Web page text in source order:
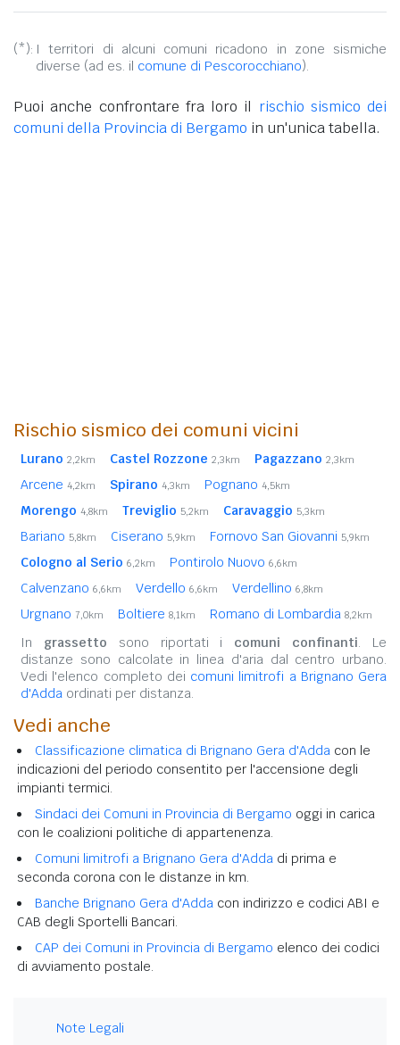
(*): I territori di alcuni comuni ricadono in zone sismiche
diverse (ad es. il comune di Pescorocchiano).
Puoi anche confrontare fra loro il rischio sismico dei
comuni della Provincia di Bergamo in un'unica tabella.
Rischio sismico dei comuni vicini
Lurano 2,2km Castel Rozzone 2,3km Pagazzano 2,3km
Arcene 4,2km Spirano 4,3km Pognano 4,5km
Morengo 4,8km Treviglio 5,2km Caravaggio 5,3km
Bariano 5,8km Ciserano 5,9km Fornovo San Giovanni 5,9km
Cologno al Serio 6,2km Pontirolo Nuovo 6,6km
Calvenzano 6,6km Verdello 6,6km Verdellino 6,8km
Urgnano 7,0km Boltiere 8,1km Romano di Lombardia 8,2km
In grassetto sono riportati i comuni confinanti. Le
distanze sono calcolate in linea d'aria dal centro urbano.
Vedi l'elenco completo dei comuni limitrofi a Brignano Gera
d'Adda ordinati per distanza.
Vedi anche
Classificazione climatica di Brignano Gera d'Adda con le
indicazioni del periodo consentito per l'accensione degli
impianti termici.
Sindaci dei Comuni in Provincia di Bergamo oggi in carica
con le coalizioni politiche di appartenenza.
Comuni limitrofi a Brignano Gera d'Adda di prima e
seconda corona con le distanze in km.
Banche Brignano Gera d'Adda con indirizzo e codici ABI e
CAB degli Sportelli Bancari.
CAP dei Comuni in Provincia di Bergamo elenco dei codici
di avviamento postale.
Note Legali